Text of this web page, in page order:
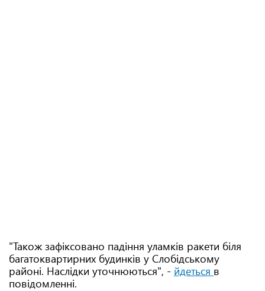
"Також зафіксовано падіння уламків ракети біля
багатоквартирних будинків у Слобідському
районі. Наслідки уточнюються", - йдеться в
повідомленні.